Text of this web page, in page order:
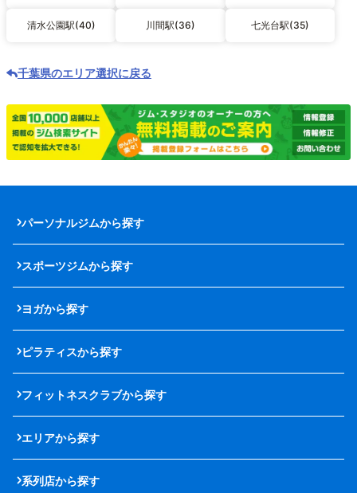
清水公園駅(40) 川間駅(36) 七光台駅(35)
千葉県のエリア選択に戻る
パーソナルジムから探す
スポーツジムから探す
ヨガから探す
ピラティスから探す
フィットネスクラブから探す
エリアから探す
系列店から探す